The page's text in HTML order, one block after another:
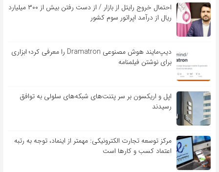
احتمال خروج رایتل از بازار / از دست رفتن بیش از ۳۰۰ میلیارد
ریال از درآمد اپراتور سوم کشور
دیپ‌مایند هوش مصنوعی Dramatron را معرفی کرد؛ ابزاری
برای نوشتن فیلمنامه
اپل و اریکسون بر سر پتنت‌های شبکه‌های سلولی به توافق
رسیدند
مرکز توسعه تجارت الکترونیکی: مهمتر از اینماد، توجه به رتبه
اعتماد کسب و کارها است